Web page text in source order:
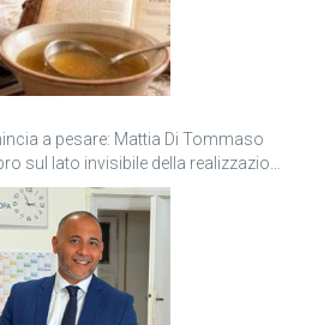
a pesare: Mattia Di Tommaso
sul lato invisibile della realizzazione